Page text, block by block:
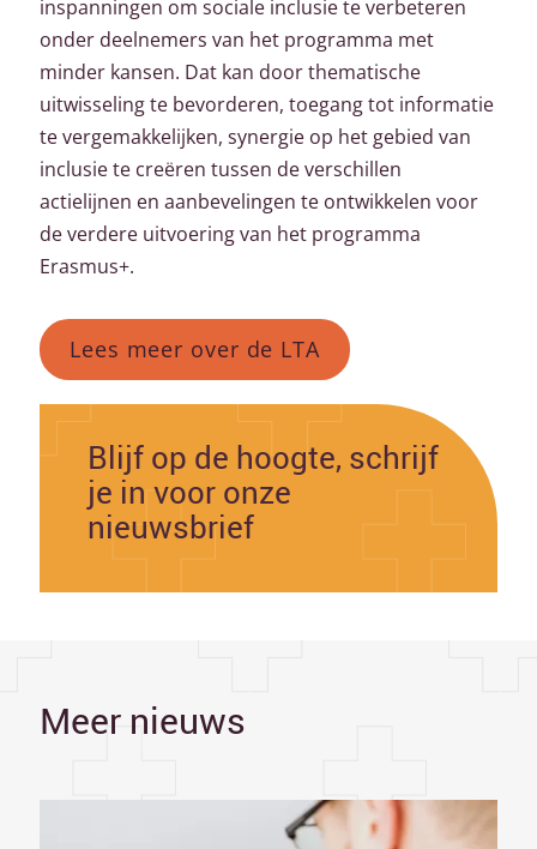
Blijf op de hoogte, schrijf
je in voor onze
nieuwsbrief
inspanningen om sociale inclusie te verbeteren
onder deelnemers van het programma met
minder kansen. Dat kan door thematische
uitwisseling te bevorderen, toegang tot informatie
te vergemakkelijken, synergie op het gebied van
inclusie te creëren tussen de verschillen
actielijnen en aanbevelingen te ontwikkelen voor
de verdere uitvoering van het programma
Erasmus+.
Lees meer over de LTA
Meer nieuws